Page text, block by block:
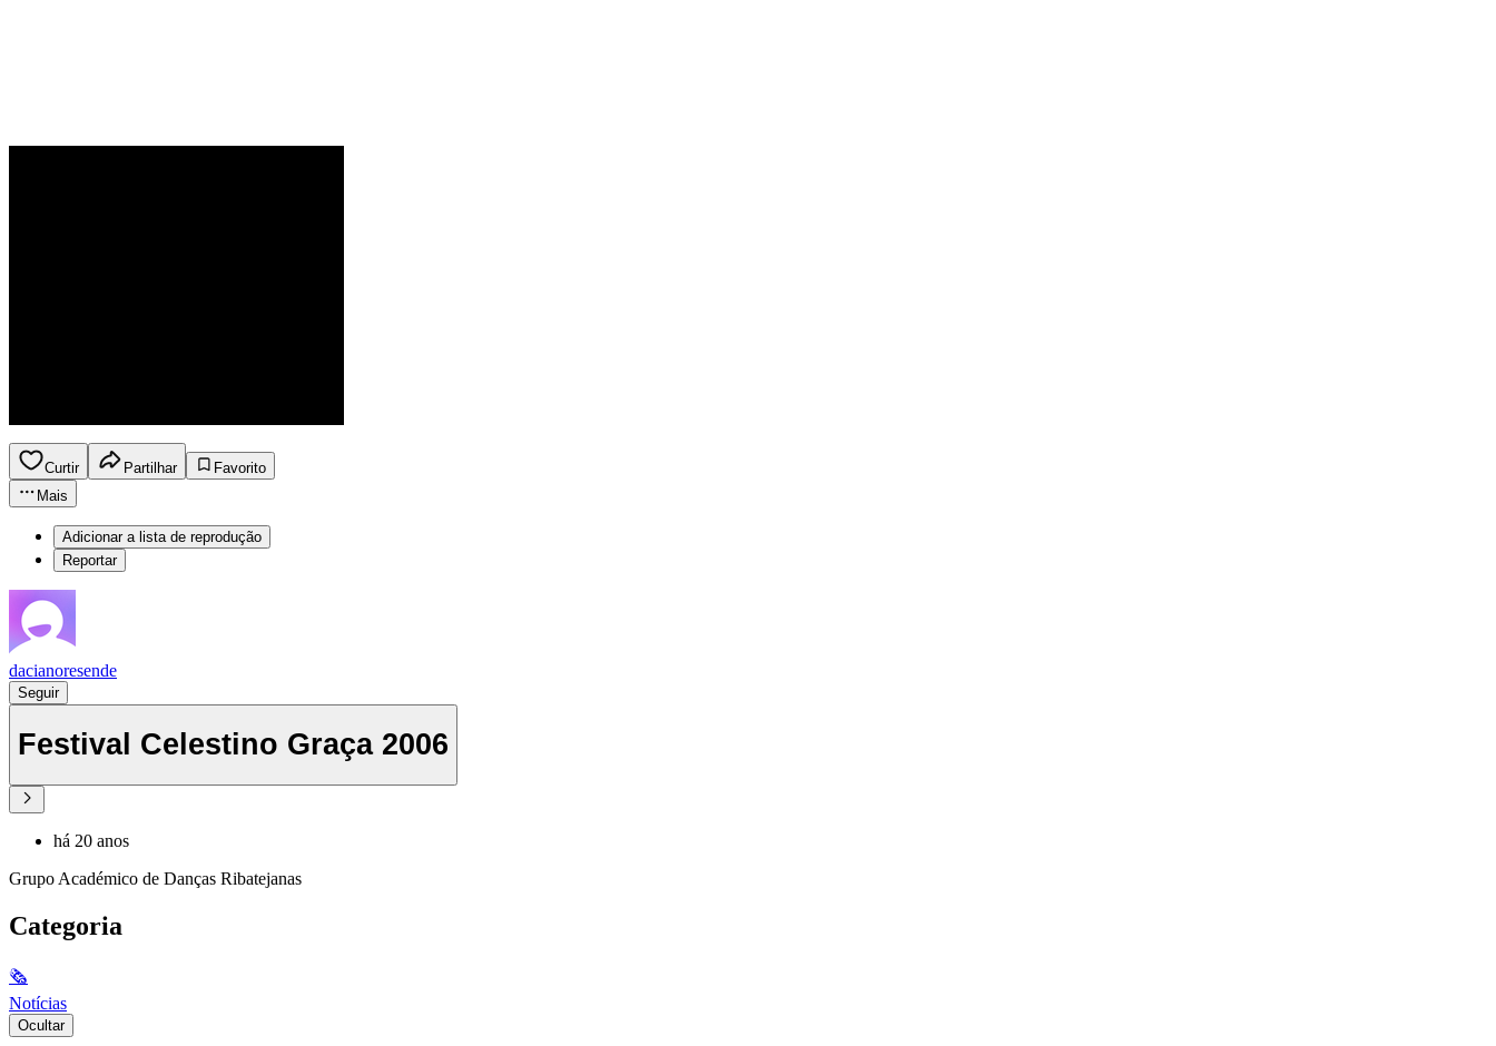
Curtir Partilhar
Favorito
Mais
Adicionar a lista de reprodução
Reportar
dacianoresende
Seguir
Festival Celestino Graça 2006
há 20 anos
Grupo Académico de Danças Ribatejanas
Categoria
🗞
Notícias
Ocultar